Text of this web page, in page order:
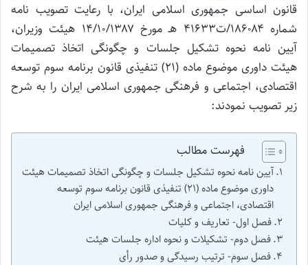
قانون اساسی جمهوری اسلامی ایران، با رعایت تصویب نامه
شماره ۱۸۶۰۸۴/ت۴۱۶۳۳ هـ مورخ ۱۴/۱۰/۱۳۸۷ هیئت وزیران،
آیین نامه نحوه تشکیل جلسات و چگونگی اتخاذ تصمیمات
هیئت داوری موضوع ماده (۲۱) تنفیذی قانون برنامه سوم توسعه
اقتصادی، اجتماعی و فرهنگی جمهوری اسلامی ایران را به شرح
زیر تصویب نمودند:
فهرست مطالب
آیین نامه نحوه تشکیل جلسات و چگونگی اتخاذ تصمیمات هیئت
داوری موضوع ماده (۲۱) تنفیذی قانون برنامه سوم توسعه
اقتصادی، اجتماعی و فرهنگی جمهوری اسلامی ایران
فصل اول- تعاریف و کلیات
فصل دوم- تشکیلات و نحوه اداره جلسات هیئت
فصل سوم- ترتیب رسیدگی و صدور رأی